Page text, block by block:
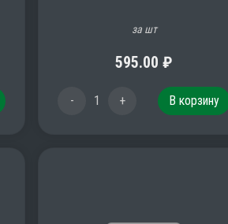
за шт
595.00 ₽
- 1 + В корзину